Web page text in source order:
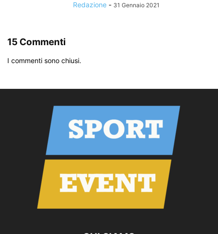
Redazione - 31 Gennaio 2021
15 Commenti
I commenti sono chiusi.